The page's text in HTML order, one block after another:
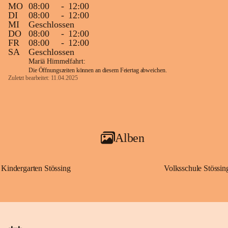
MO 08:00 - 12:00
DI
08:00 - 12:00
MI
Geschlossen
DO
08:00 - 12:00
FR
08:00 - 12:00
SA
Geschlossen
Mariä Himmelfahrt:
Die Öffnungszeiten können an diesem Feiertag abweichen.
Zuletzt bearbeitet: 11.04.2025
Alben
Kindergarten Stössing Volksschule